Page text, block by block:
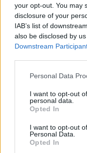
your opt-out. You may
disclosure of your
IAB’s list of
also be disclosed by
Downstream
Personal Data
I want to opt-out
personal data.
Opted In
I want to opt-out
Personal Data.
Opted In
Robin Lod iski maalin
LIITTYVÄT ARTIKKELIT
analyysi